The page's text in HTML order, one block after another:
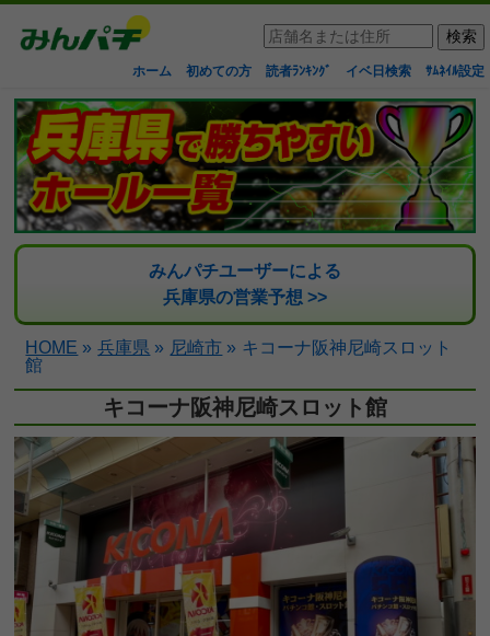
ホーム 初めての方 読者ﾗﾝｷﾝｸﾞ イベ日検索 ｻﾑﾈｲﾙ設定
みんパチユーザーによる
兵庫県の営業予想 >>
HOME » 兵庫県 » 尼崎市 » キコーナ阪神尼崎スロット
館
キコーナ阪神尼崎スロット館